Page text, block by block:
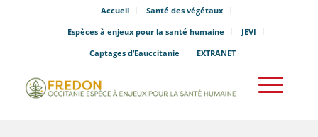
Accueil
Santé des végétaux
Espèces à enjeux pour la santé humaine
JEVI
Captages d’Eauccitanie
EXTRANET